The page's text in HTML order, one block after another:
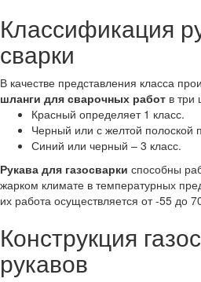
Классификация
сварки
В качестве представления класса
шланги для сварочных работ в три
Красный определяет 1 класс.
Черный или с желтой полоской
Синий или черный – 3 класс.
Рукава для газосварки способны
жарком климате в температурных
их работа осуществляется от -55 до
Конструкция
рукавов